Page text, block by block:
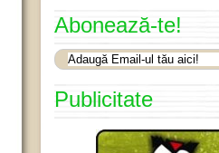
Abonează-te!
Publicitate